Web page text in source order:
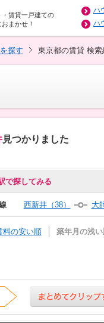
賃貸一戸建ての
まかせ！
ハ
ハ
探す 東京都の賃貸 検索
見つかりました
で探してみる
西新井（38） 大
料の安い順 築年月の浅い